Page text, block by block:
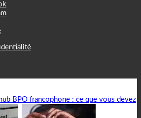
BPO francophone : ce que vous devez